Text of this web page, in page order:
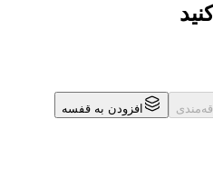
افزودن به قفسه